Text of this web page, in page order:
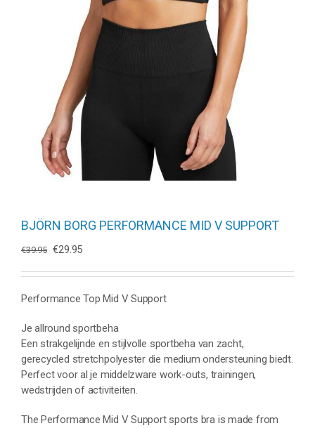
BJÖRN BORG PERFORMANCE MID V SUPPORT
€39.95 Oorspronkelijke
was:
€39.95.
€29.95Huidige
is:
€29.95.
Performance Top Mid V Support
Je allround sportbeha
Een strakgelijnde en stijlvolle sportbeha van zacht,
gerecycled stretchpolyester die medium ondersteuning biedt.
Perfect voor al je middelzware work-outs, trainingen,
wedstrijden of activiteiten.
The Performance Mid V Support sports bra is made from